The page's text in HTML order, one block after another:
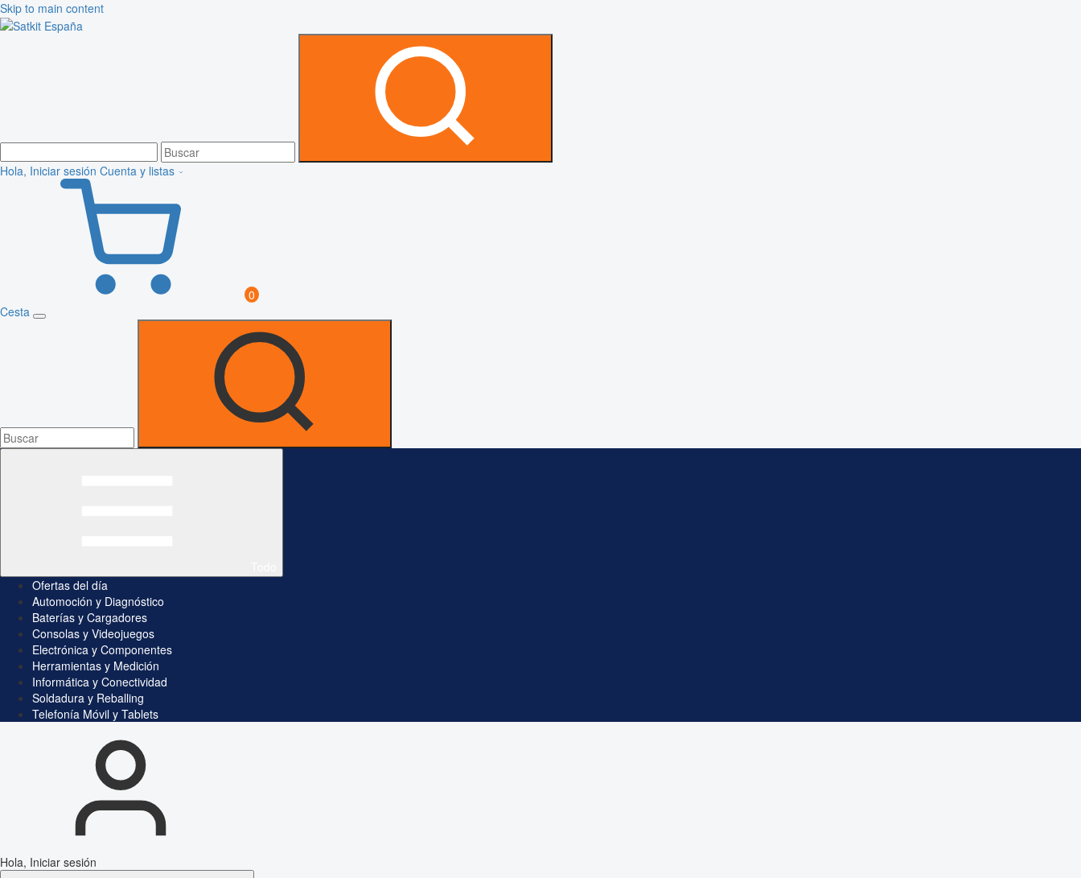
Skip to main content
Hola, Iniciar sesión Cuenta y listas
0
Cesta
Ofertas del día
Automoción y Diagnóstico
Baterías y Cargadores
Consolas y Videojuegos
Electrónica y Componentes
Herramientas y Medición
Informática y Conectividad
Soldadura y Reballing
Telefonía Móvil y Tablets
Hola, Iniciar sesión